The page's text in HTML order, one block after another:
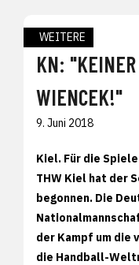
WEITERE
KN: "KEINER
WIENCEK!"
9. Juni 2018
Kiel. Für die
THW Kiel hat der
begonnen. Die
der Kampf um die
die Handball-